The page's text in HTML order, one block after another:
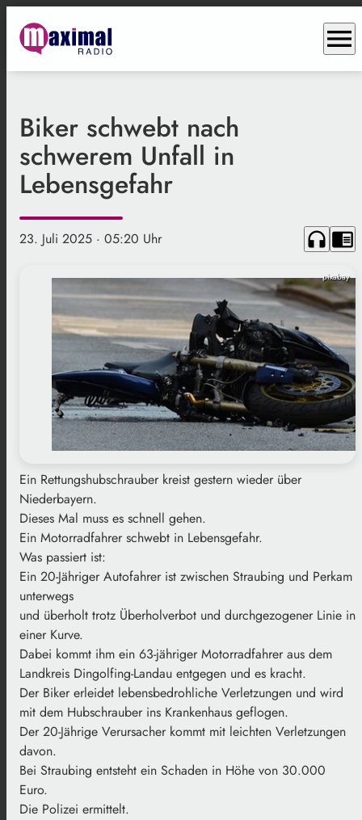
menu
Biker schwebt nach
schwerem Unfall in
Lebensgefahr
23. Juli 2025 · 05:20 Uhr headphones chrome_reader_mode
pixabay
Ein Rettungshubschrauber kreist gestern wieder über
Niederbayern.
Dieses Mal muss es schnell gehen.
Ein Motorradfahrer schwebt in Lebensgefahr.
Was passiert ist:
Ein 20-Jähriger Autofahrer ist zwischen Straubing und Perkam
unterwegs
und überholt trotz Überholverbot und durchgezogener Linie in
einer Kurve.
Dabei kommt ihm ein 63-jähriger Motorradfahrer aus dem
Landkreis Dingolfing-Landau entgegen und es kracht.
Der Biker erleidet lebensbedrohliche Verletzungen und wird
mit dem Hubschrauber ins Krankenhaus geflogen.
Der 20-Jährige Verursacher kommt mit leichten Verletzungen
davon.
Bei Straubing entsteht ein Schaden in Höhe von 30.000
Euro.
Die Polizei ermittelt.